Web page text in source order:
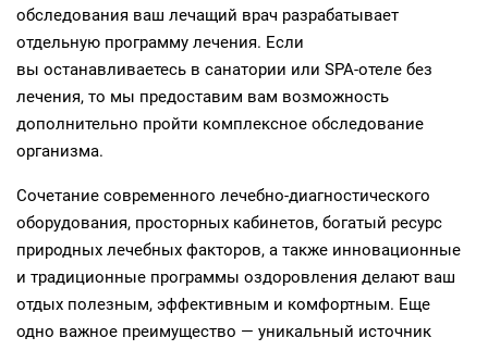
обследования ваш лечащий врач разрабатывает
отдельную программу лечения. Если
вы останавливаетесь в санатории или SPA-отеле без
лечения, то мы предоставим вам возможность
дополнительно пройти комплексное обследование
организма.
Сочетание современного лечебно-диагностического
оборудования, просторных кабинетов, богатый ресурс
природных лечебных факторов, а также инновационные
и традиционные программы оздоровления делают ваш
отдых полезным, эффективным и комфортным. Еще
одно важное преимущество — уникальный источник